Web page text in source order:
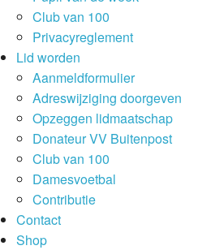
Club van 100
Privacyreglement
Lid worden
Aanmeldformulier
Adreswijziging doorgeven
Opzeggen lidmaatschap
Donateur VV Buitenpost
Club van 100
Damesvoetbal
Contributie
Contact
Shop